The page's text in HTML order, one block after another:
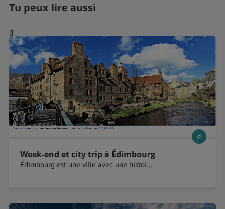
Tu peux lire aussi
g
Week-end et city trip à Édimbourg
Édimbourg est une ville avec une histoi...